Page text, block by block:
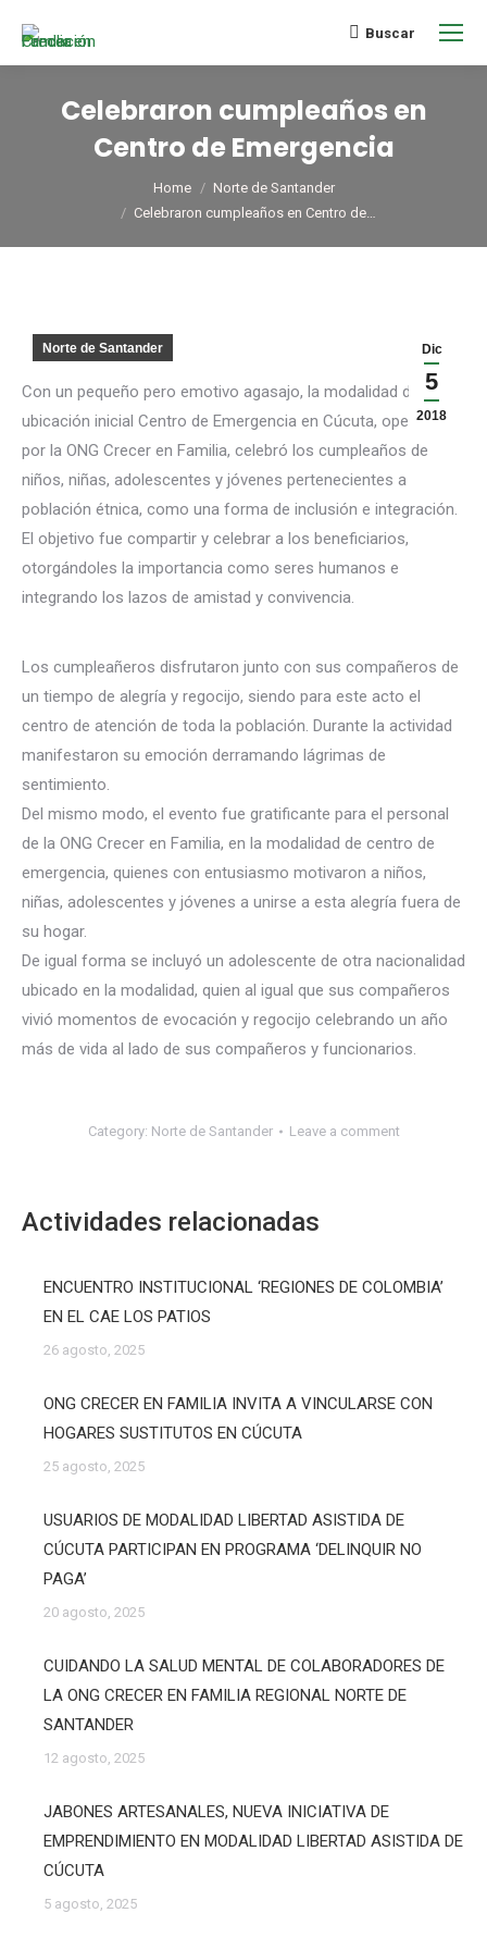
Buscar
Celebraron cumpleaños en
Centro de Emergencia
Home
Norte de Santander
Celebraron cumpleaños en Centro de…
Dic
5
2018
Norte de Santander
Con un pequeño pero emotivo agasajo, la modalidad de
ubicación inicial Centro de Emergencia en Cúcuta, operada
por la ONG Crecer en Familia, celebró los cumpleaños de
niños, niñas, adolescentes y jóvenes pertenecientes a
población étnica, como una forma de inclusión e integración.
El objetivo fue compartir y celebrar a los beneficiarios,
otorgándoles la importancia como seres humanos e
integrando los lazos de amistad y convivencia.
Los cumpleañeros disfrutaron junto con sus compañeros de
un tiempo de alegría y regocijo, siendo para este acto el
centro de atención de toda la población. Durante la actividad
manifestaron su emoción derramando lágrimas de
sentimiento.
Del mismo modo, el evento fue gratificante para el personal
de la ONG Crecer en Familia, en la modalidad de centro de
emergencia, quienes con entusiasmo motivaron a niños,
niñas, adolescentes y jóvenes a unirse a esta alegría fuera de
su hogar.
De igual forma se incluyó un adolescente de otra nacionalidad
ubicado en la modalidad, quien al igual que sus compañeros
vivió momentos de evocación y regocijo celebrando un año
más de vida al lado de sus compañeros y funcionarios.
Category: Norte de Santander Leave a comment
Actividades relacionadas
ENCUENTRO INSTITUCIONAL ‘REGIONES DE COLOMBIA’
EN EL CAE LOS PATIOS
26 agosto, 2025
ONG CRECER EN FAMILIA INVITA A VINCULARSE CON
HOGARES SUSTITUTOS EN CÚCUTA
25 agosto, 2025
USUARIOS DE MODALIDAD LIBERTAD ASISTIDA DE
CÚCUTA PARTICIPAN EN PROGRAMA ‘DELINQUIR NO
PAGA’
20 agosto, 2025
CUIDANDO LA SALUD MENTAL DE COLABORADORES DE
LA ONG CRECER EN FAMILIA REGIONAL NORTE DE
SANTANDER
12 agosto, 2025
JABONES ARTESANALES, NUEVA INICIATIVA DE
EMPRENDIMIENTO EN MODALIDAD LIBERTAD ASISTIDA DE
CÚCUTA
5 agosto, 2025